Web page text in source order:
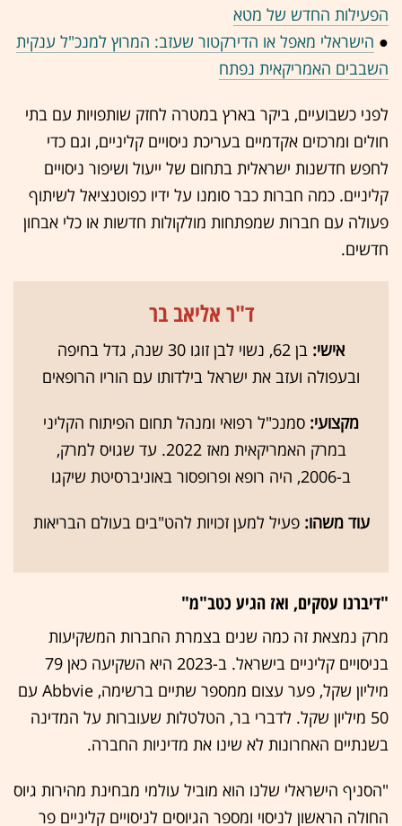
הפעילות החדש של מטא
● הישראלי מאפל או הדירקטור שעזב: המרוץ למנכ"ל ענקית
השבבים האמריקאית נפתח
לפני כשבועיים, ביקר בארץ במטרה לחזק שותפויות עם בתי
חולים ומרכזים אקדמיים בעריכת ניסויים קליניים, וגם כדי
לחפש חדשנות ישראלית בתחום של ייעול ושיפור ניסויים
קליניים. כמה חברות כבר סומנו על ידיו כפוטנציאל לשיתוף
פעולה עם חברות שמפתחות מולקולות חדשות או כלי אבחון
חדשים.
ד"ר אליאב בר
אישי:
בן 62, נשוי לבן זוגו 30 שנה, גדל בחיפה
ובעפולה ועזב את ישראל בילדותו עם הוריו הרופאים
מקצועי: סמנכ"ל רפואי ומנהל תחום הפיתוח הקליני
במרק האמריקאית מאז 2022. עד שגויס למרק,
ב-2006, היה רופא ופרופסור באוניברסיטת שיקגו
עוד משהו: פעיל למען זכויות להט"בים בעולם הבריאות
"דיברנו עסקים, ואז הגיע כטב"מ"
מרק נמצאת זה כמה שנים בצמרת החברות המשקיעות
בניסויים קליניים בישראל. ב-2023 היא השקיעה כאן 79
מיליון שקל, פער עצום ממספר שתיים ברשימה, Abbvie עם
50 מיליון שקל. לדברי בר, הטלטלות שעוברות על המדינה
בשנתיים האחרונות לא שינו את מדיניות החברה.
"הסניף הישראלי שלנו הוא מוביל עולמי מבחינת מהירות גיוס
החולה הראשון לניסוי ומספר הגיוסים לניסויים קליניים פר